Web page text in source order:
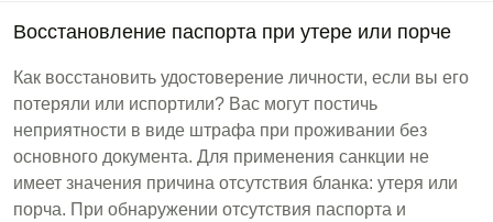
Восстановление паспорта при утере или порче
Как восстановить удостоверение личности, если вы его
потеряли или испортили? Вас могут постичь
неприятности в виде штрафа при проживании без
основного документа. Для применения санкции не
имеет значения причина отсутствия бланка: утеря или
порча. При обнаружении отсутствия паспорта и